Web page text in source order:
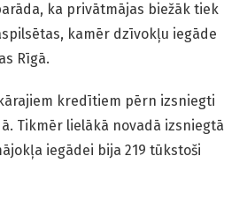
ka privātmājas biežāk tiek
kamēr dzīvokļu iegāde
Rīgā.
kredītiem pērn izsniegti
Tikmēr lielākā novadā izsniegtā
iegādei bija 219 tūkstoši